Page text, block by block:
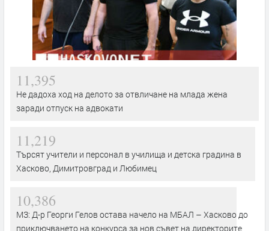
11,395
Не дадоха ход на делото за отвличане на млада жена
заради отпуск на адвокати
11,219
Търсят учители и персонал в училища и детска градина в
Хасково, Димитровград и Любимец
10,386
МЗ: Д-р Георги Гелов остава начело на МБАЛ – Хасково до
приключването на конкурса за нов съвет на директорите